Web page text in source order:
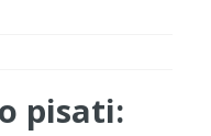
pisati: